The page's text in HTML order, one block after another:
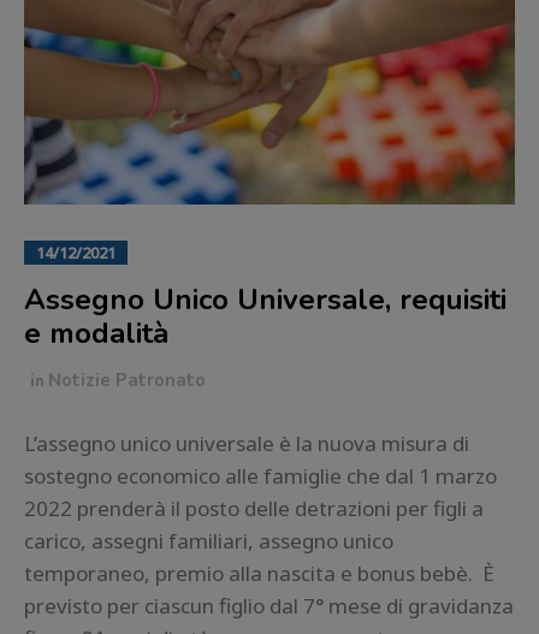
14/12/2021
Assegno Unico Universale, requisiti
e modalità
in Notizie Patronato
L’assegno unico universale è la nuova misura di
sostegno economico alle famiglie che dal 1 marzo
2022 prenderà il posto delle detrazioni per figli a
carico, assegni familiari, assegno unico
temporaneo, premio alla nascita e bonus bebè. È
previsto per ciascun figlio dal 7° mese di gravidanza